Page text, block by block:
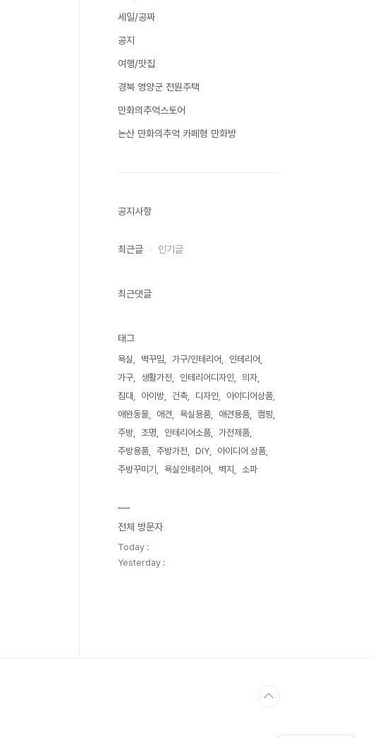
세일/공짜
공지
여행/맛집
경북 영양군 전원주택
만화의추억스토어
논산 만화의추억 카페형 만화방
공지사항
최근글 인기글
최근댓글
태그
욕실 벽꾸밈 가구/인테리어
인테리어
가구
생활가전 인테리어디자인
의자
침대
아이방 건축 디자인
아이디어상품
애완동물
애견 욕실용품 애견용품
캠핑
주방
조명 인테리어소품
가전제품
주방용품
주방가전 DIY
아이디어 상품
주방꾸미기
욕실인테리어 벽지 소파
전체 방문자
Today :
Yesterday :